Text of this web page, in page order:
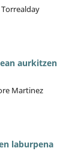
aurkitzen
Martinez
laburpena